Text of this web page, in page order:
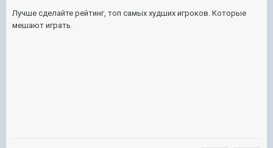
Лучше сделайте рейтинг, топ самых худших игроков. Которые
мешают играть.